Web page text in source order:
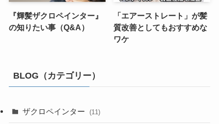
『輝髪ザクロペインター』
の知りたい事（Q&A）
「エアーストレート」が髪
質改善としてもおすすめな
ワケ
BLOG（カテゴリー）
ザクロペインター (11)